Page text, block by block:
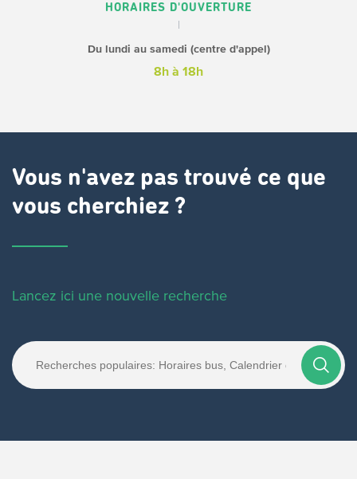
HORAIRES D'OUVERTURE
Du lundi au samedi (centre d'appel)
8h à 18h
Vous n'avez pas trouvé ce que
vous cherchiez ?
Lancez ici une nouvelle recherche